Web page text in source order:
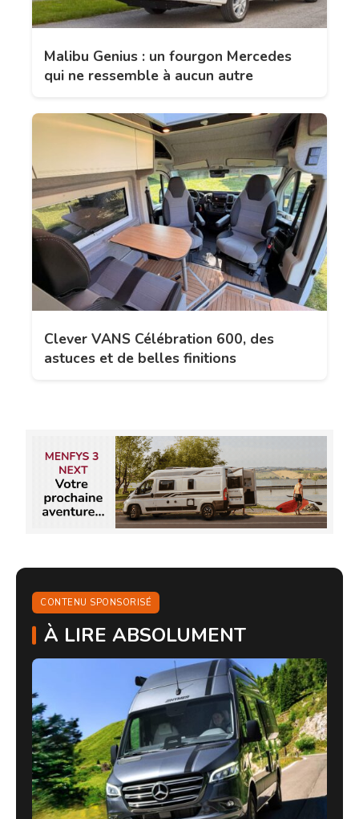
Malibu Genius : un fourgon Mercedes
qui ne ressemble à aucun autre
Clever VANS Célébration 600, des
astuces et de belles finitions
CONTENU SPONSORISÉ
À LIRE ABSOLUMENT